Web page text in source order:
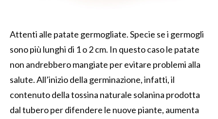
Attenti alle patate germogliate. Specie se i germogli
sono più lunghi di 1 o 2 cm. In questo caso le patate
non andrebbero mangiate per evitare problemi alla
salute. All’inizio della germinazione, infatti, il
contenuto della tossina naturale solanina prodotta
dal tubero per difendere le nuove piante, aumenta